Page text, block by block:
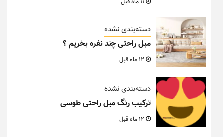
دسته‌بندی نشده
مبل راحتی چند نفره بخریم ؟
دسته‌بندی نشده
ترکیب رنگ مبل راحتی طوسی